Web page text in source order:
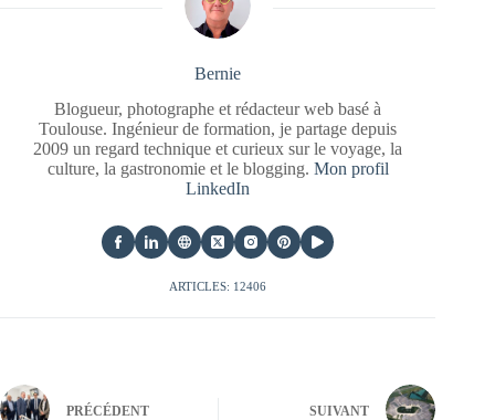
Bernie
Blogueur, photographe et rédacteur web basé à
Toulouse. Ingénieur de formation, je partage depuis
2009 un regard technique et curieux sur le voyage, la
culture, la gastronomie et le blogging. Mon profil
LinkedIn
ARTICLES: 12406
PRÉCÉDENT SUIVANT